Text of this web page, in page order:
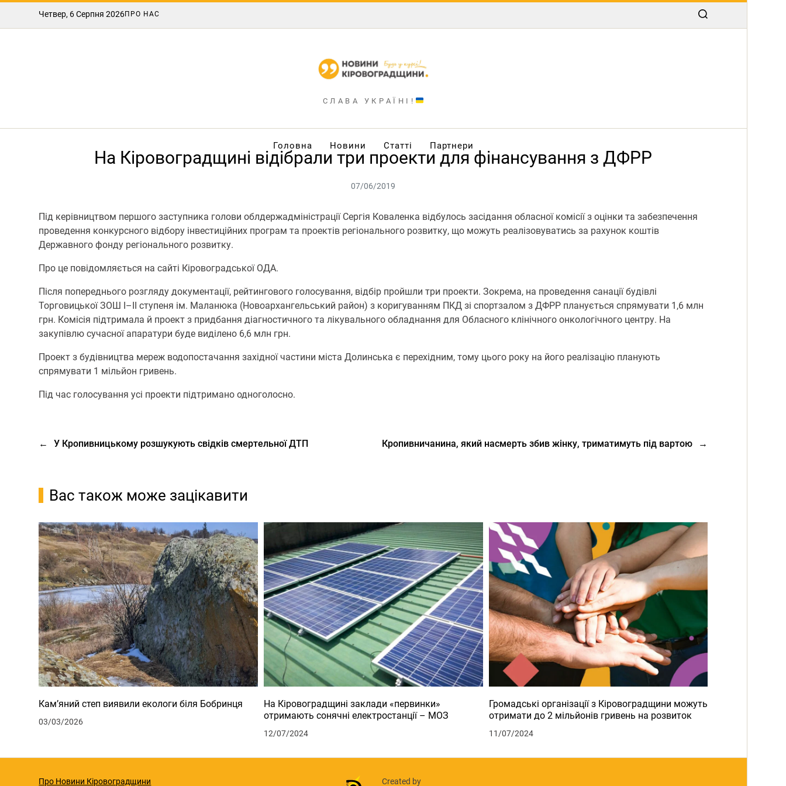
Четвер, 6 Серпня 2026ПРО НАС
СЛАВА УКРАЇНІ!
Головна Новини Статті Партнери
На Кіровоградщині відібрали три проекти для фінансування з ДФРР
07/06/2019
Під керівництвом першого заступника голови облдержадміністрації Сергія Коваленка відбулось засідання обласної комісії з оцінки та забезпечення
проведення конкурсного відбору інвестиційних програм та проектів регіонального розвитку, що можуть реалізовуватись за рахунок коштів
Державного фонду регіонального розвитку.
Про це повідомляється на сайті Кіровоградської ОДА.
Після попереднього розгляду документації, рейтингового голосування, відбір пройшли три проекти. Зокрема, на проведення санації будівлі
Торговицької ЗОШ І–ІІ ступеня ім. Маланюка (Новоархангельський район) з коригуванням ПКД зі спортзалом з ДФРР планується спрямувати 1,6 млн
грн. Комісія підтримала й проект з придбання діагностичного та лікувального обладнання для Обласного клінічного онкологічного центру. На
закупівлю сучасної апаратури буде виділено 6,6 млн грн.
Проект з будівництва мереж водопостачання західної частини міста Долинська є перехідним, тому цього року на його реалізацію планують
спрямувати 1 мільйон гривень.
Під час голосування усі проекти підтримано одноголосно.
← У Кропивницькому розшукують свідків смертельної ДТП →
Кропивничанина, який насмерть збив жінку, триматимуть під вартою
Вас також може зацікавити
Кам’яний степ виявили екологи біля Бобринця
03/03/2026
На Кіровоградщині заклади «первинки»
отримають сонячні електростанції – МОЗ
12/07/2024
Громадські організації з Кіровоградщини можуть
отримати до 2 мільйонів гривень на розвиток
11/07/2024
Про Новини Кіровоградщини Created by